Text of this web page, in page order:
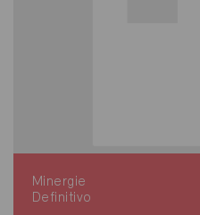
Minergie
Definitivo